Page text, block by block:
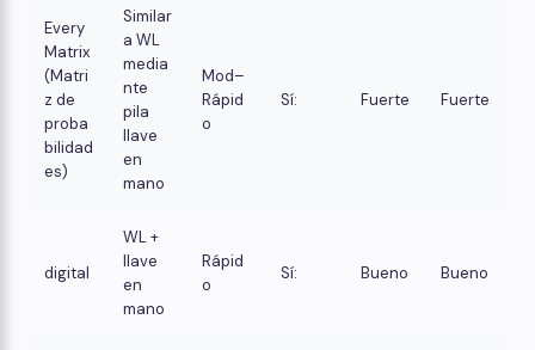
Every
Matrix
(Matri
z de
proba
bilidad
es)
Similar
a WL
media
nte
pila
llave
en
mano
Mod–
Rápid
o
Sí: Fuerte Fuerte
digital
WL +
llave
en
mano
Rápid
o
Sí: Bueno Bueno